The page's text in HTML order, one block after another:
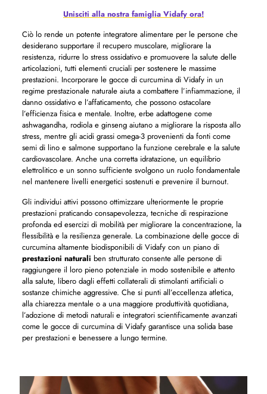
Unisciti alla nostra famiglia Vidafy ora!
Ciò lo rende un potente integratore alimentare per le persone che
desiderano supportare il recupero muscolare, migliorare la
resistenza, ridurre lo stress ossidativo e promuovere la salute delle
articolazioni, tutti elementi cruciali per sostenere le massime
prestazioni. Incorporare le gocce di curcumina di Vidafy in un
regime prestazionale naturale aiuta a combattere l’infiammazione, il
danno ossidativo e l’affaticamento, che possono ostacolare
l’efficienza fisica e mentale. Inoltre, erbe adattogene come
ashwagandha, rodiola e ginseng aiutano a migliorare la risposta allo
stress, mentre gli acidi grassi omega-3 provenienti da fonti come
semi di lino e salmone supportano la funzione cerebrale e la salute
cardiovascolare. Anche una corretta idratazione, un equilibrio
elettrolitico e un sonno sufficiente svolgono un ruolo fondamentale
nel mantenere livelli energetici sostenuti e prevenire il burnout.
Gli individui attivi possono ottimizzare ulteriormente le proprie
prestazioni praticando consapevolezza, tecniche di respirazione
profonda ed esercizi di mobilità per migliorare la concentrazione, la
flessibilità e la resilienza generale. La combinazione delle gocce di
curcumina altamente biodisponibili di Vidafy con un piano di
prestazioni naturali ben strutturato consente alle persone di
raggiungere il loro pieno potenziale in modo sostenibile e attento
alla salute, libero dagli effetti collaterali di stimolanti artificiali o
sostanze chimiche aggressive. Che si punti all’eccellenza atletica,
alla chiarezza mentale o a una maggiore produttività quotidiana,
l’adozione di metodi naturali e integratori scientificamente avanzati
come le gocce di curcumina di Vidafy garantisce una solida base
per prestazioni e benessere a lungo termine.